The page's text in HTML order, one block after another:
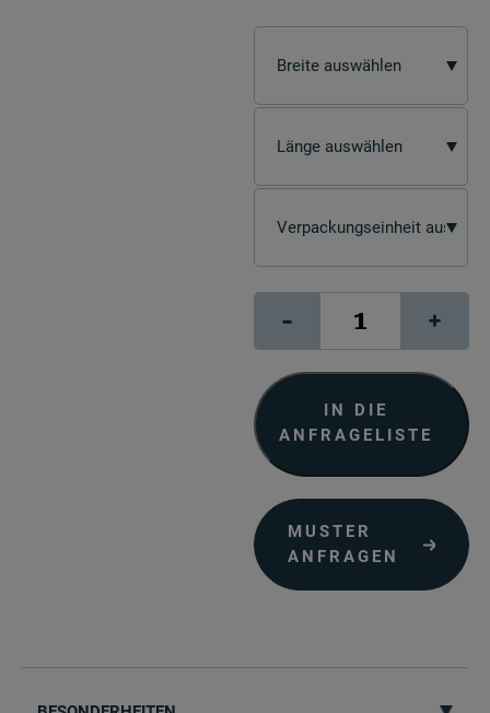
-
BackLight
200M
Menge
+
IN DIE
ANFRAGELISTE
MUSTER
ANFRAGEN